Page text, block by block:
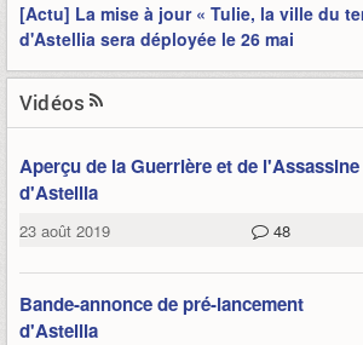
[Actu] La mise à jour « Tulie, la ville du
d'Astellia sera déployée le 26 mai
Vidéos
Aperçu de la Guerrière et de l'Assassine
d'Astellia
23 août 2019 48
Bande-annonce de pré-lancement
d'Astellia